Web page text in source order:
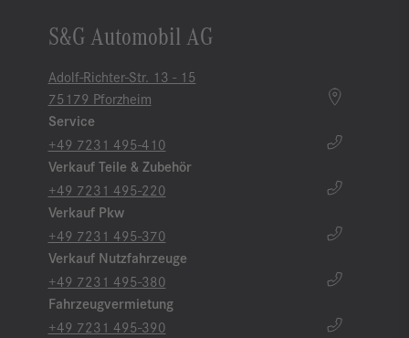
S&G Automobil AG
Adolf-Richter-Str. 13 - 15
75179 Pforzheim
Service
+49 7231 495-410
Verkauf Teile & Zubehör
+49 7231 495-220
Verkauf Pkw
+49 7231 495-370
Verkauf Nutzfahrzeuge
+49 7231 495-380
Fahrzeugvermietung
+49 7231 495-390